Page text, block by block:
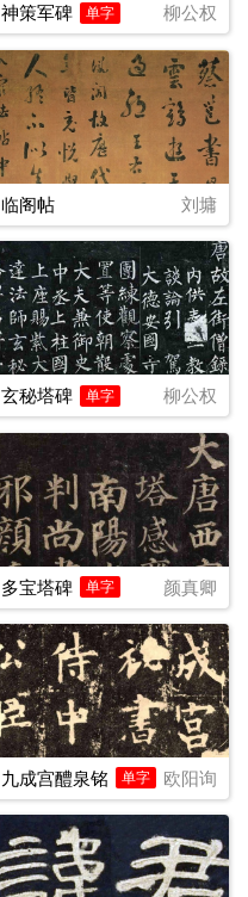
神策军碑 单字 柳公权
临阁帖 刘墉
玄秘塔碑 单字 柳公权
多宝塔碑 单字 颜真卿
九成宫醴泉铭 单字 欧阳询